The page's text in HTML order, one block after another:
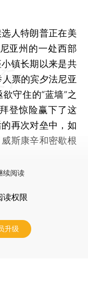
人特朗普正在美
亚州的一处西部
镇长期以来是共
票的宾夕法尼亚
守住的“蓝墙”之
登惊险赢下了这
再次对垒中，如
斯康辛和密歇根
续阅读
读权限
升级